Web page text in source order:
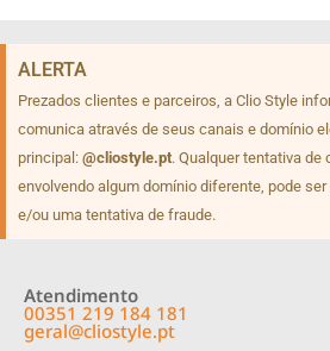
ALERTA
Prezados clientes e parceiros, a Clio Style
comunica através de seus canais e domínio
principal: @cliostyle.pt. Qualquer tentativa
envolvendo algum domínio diferente, pode
e/ou uma tentativa de fraude.
Atendimento
00351 219 184 181
geral@cliostyle.pt